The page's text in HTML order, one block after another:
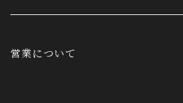
営業について